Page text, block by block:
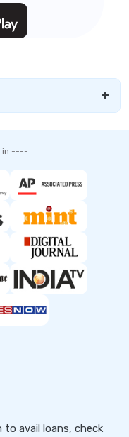
interest rate
+
in ----
avail loans, check